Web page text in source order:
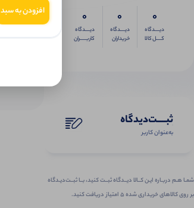
0
دیــــدگاه
کــــل کالا
0
دیــــدگاه
خریداران
0
دیــــدگاه
کاربـــــران
ثبـــــت‌دیدگاه
به‌عنوان کاربر
شمـا هـم دربـاره ایـن کــالا دیــدگاه ثبــت کنید، بــا ثبــت‌دیـدگاه
بر روی کالاهای خریداری شده ۵ امتیاز دریافت کنید.
افزودن به سبد